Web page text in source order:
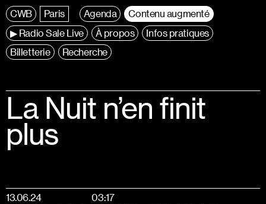
Centre
Wallonie
Bruxelles
Paris Agenda
Contenu augmenté
▶ Radio Sale Live
À propos
Infos pratiques
Billetterie
Recherche
La Nuit n’en finit
plus
13.06.24 03:17